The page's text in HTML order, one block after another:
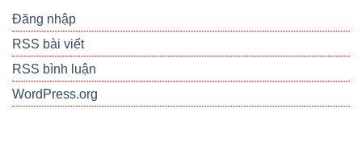
Đăng nhập
RSS bài viết
RSS bình luận
WordPress.org